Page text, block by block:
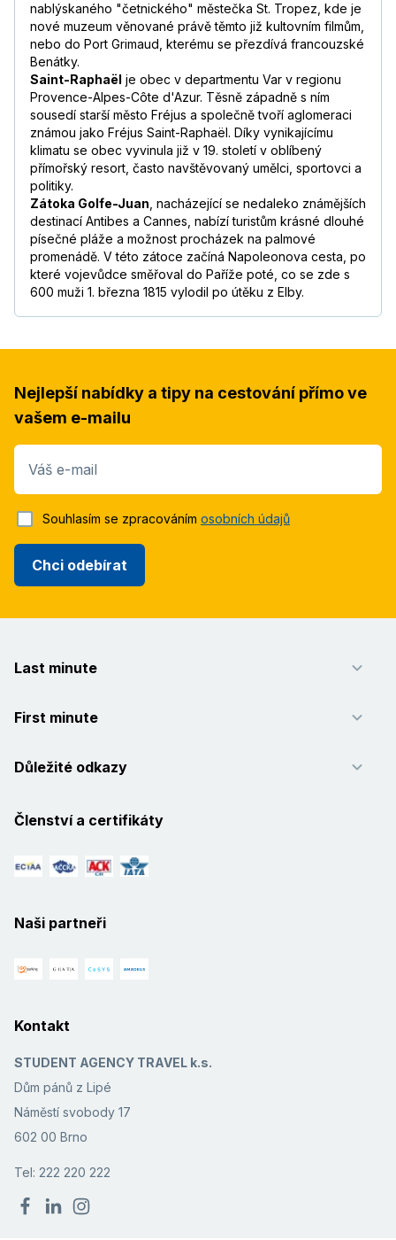
nablýskaného "četnického" městečka St. Tropez, kde je
nové muzeum věnované právě těmto již kultovním filmům,
nebo do Port Grimaud, kterému se přezdívá francouzské
Benátky.
Saint-Raphaël je obec v departmentu Var v regionu
Provence-Alpes-Côte d'Azur. Těsně západně s ním
sousedí starší město Fréjus a společně tvoří aglomeraci
známou jako Fréjus Saint-Raphaël. Díky vynikajícímu
klimatu se obec vyvinula již v 19. století v oblíbený
přímořský resort, často navštěvovaný umělci, sportovci a
politiky.
Zátoka Golfe-Juan , nacházející se nedaleko známějších
destinací Antibes a Cannes, nabízí turistům krásné dlouhé
písečné pláže a možnost procházek na palmové
promenádě. V této zátoce začíná Napoleonova cesta, po
které vojevůdce směřoval do Paříže poté, co se zde s
600 muži 1. března 1815 vylodil po útěku z Elby.
Nejlepší nabídky a tipy na cestování přímo ve
vašem e-mailu
Váš e-mail
Chci odebírat
Souhlasím se zpracováním osobních údajů
Last minute
First minute
Důležité odkazy
Členství a certifikáty
Naši partneři
Kontakt
STUDENT AGENCY TRAVEL k.s.
Dům pánů z Lipé
Náměstí svobody 17
602 00 Brno
Tel: 222 220 222